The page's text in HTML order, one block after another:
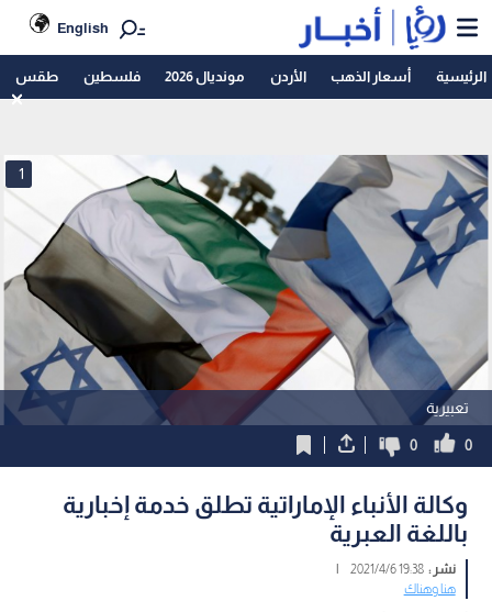
English
الرئيسية أسعار الذهب الأردن مونديال 2026 فلسطين طقس
تعبيرية
1
0
0
وكالة الأنباء الإماراتية تطلق خدمة إخبارية
باللغة العبرية
نشر :19:38 2021/4/6
|
هنا وهناك